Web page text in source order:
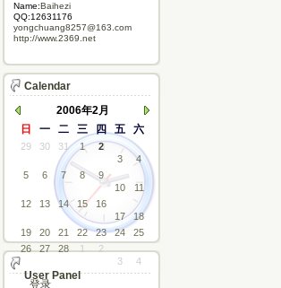
Name:Baihezi
QQ:12631176
yongchuang8257@163.com
http://www.2369.net
Calendar
2006年2月
日
一 二 三 四 五 六
29 30 31 1
2
3
4
5
6 7 8
9
10
11
12
13 14 15
16
17
18
19
20 21 22 23 24
25
26
27 28 1
2
3
4
User Panel
登录